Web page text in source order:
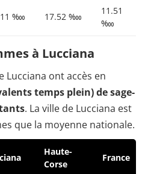
‱ 17.52 ‱
11.51
‱
à Lucciana
Lucciana ont accès en
temps plein) de sage-
. La ville de Lucciana est
que la moyenne nationale.
Haute-
Corse
France